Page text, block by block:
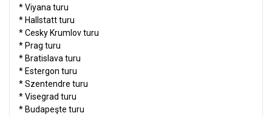
* Viyana turu
* Hallstatt turu
* Cesky Krumlov turu
* Prag turu
* Bratislava turu
* Estergon turu
* Szentendre turu
* Visegrad turu
* Budapeşte turu